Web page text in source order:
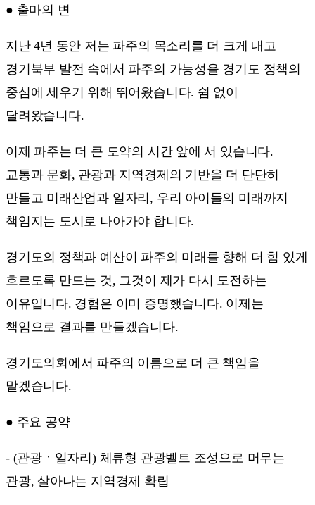
● 출마의 변
지난 4년 동안 저는 파주의 목소리를 더 크게 내고
경기북부 발전 속에서 파주의 가능성을 경기도 정책의
중심에 세우기 위해 뛰어왔습니다. 쉼 없이
달려왔습니다.
이제 파주는 더 큰 도약의 시간 앞에 서 있습니다.
교통과 문화, 관광과 지역경제의 기반을 더 단단히
만들고 미래산업과 일자리, 우리 아이들의 미래까지
책임지는 도시로 나아가야 합니다.
경기도의 정책과 예산이 파주의 미래를 향해 더 힘 있게
흐르도록 만드는 것, 그것이 제가 다시 도전하는
이유입니다. 경험은 이미 증명했습니다. 이제는
책임으로 결과를 만들겠습니다.
경기도의회에서 파주의 이름으로 더 큰 책임을
맡겠습니다.
● 주요 공약
- (관광ㆍ일자리) 체류형 관광벨트 조성으로 머무는
관광, 살아나는 지역경제 확립